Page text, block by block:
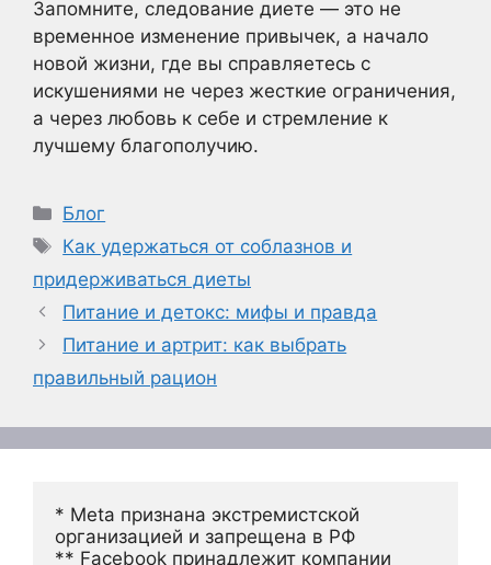
Запомните, следование диете — это не
временное изменение привычек, а начало
новой жизни, где вы справляетесь с
искушениями не через жесткие ограничения,
а через любовь к себе и стремление к
лучшему благополучию.
Рубрики
Блог
Метки
Как удержаться от соблазнов и
придерживаться диеты
Питание и детокс: мифы и правда
Питание и артрит: как выбрать
правильный рацион
* Meta признана экстремистской
организацией и запрещена в РФ
** Facebook принадлежит компании